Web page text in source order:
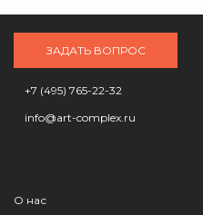
ЗАДАТЬ ВОПРОС
+7 (495) 765-22-32
info@art-complex.ru
О нас